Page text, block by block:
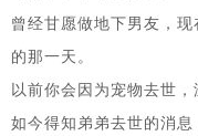
曾经甘愿做地下男友，
的那一天。
以前你会因为宠物去世
如今得知弟弟去世的消